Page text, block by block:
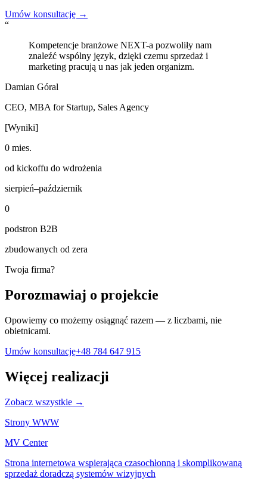
Umów konsultację →
“
Kompetencje branżowe NEXT-a pozwoliły nam
znaleźć wspólny język, dzięki czemu sprzedaż i
marketing pracują u nas jak jeden organizm.
Damian Góral
CEO, MBA for Startup, Sales Agency
[Wyniki]
0 mies.
od kickoffu do wdrożenia
sierpień–październik
0
podstron B2B
zbudowanych od zera
Twoja firma?
Porozmawiaj o projekcie
Opowiemy co możemy osiągnąć razem — z liczbami, nie
obietnicami.
Umów konsultację+48 784 647 915
Więcej realizacji
Zobacz wszystkie →
Strony WWW
MV Center
Strona internetowa wspierająca czasochłonną i skomplikowaną
sprzedaż doradczą systemów wizyjnych